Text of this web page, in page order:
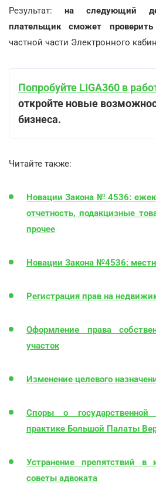
Результат: на следующий
плательщик сможет
частной части Электронного
Попробуйте LIGA360 в
откройте новые
бизнеса.
Читайте также:
Новации Закона № 4536:
отчетность, подакцизные
прочее
Новации Закона №4536:
Регистрация прав на
Оформление права
участок
Изменение целевого
Споры о
практике Большой Палаты
Устранение препятствий в
советы адвоката